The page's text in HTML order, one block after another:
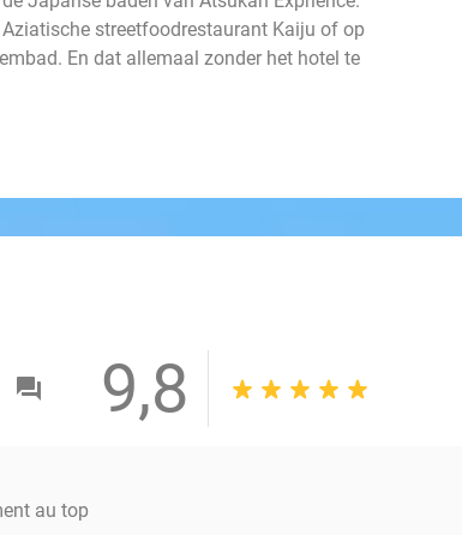
streetfoodrestaurant Kaiju of op
En dat allemaal zonder het hotel te
9,8
au top